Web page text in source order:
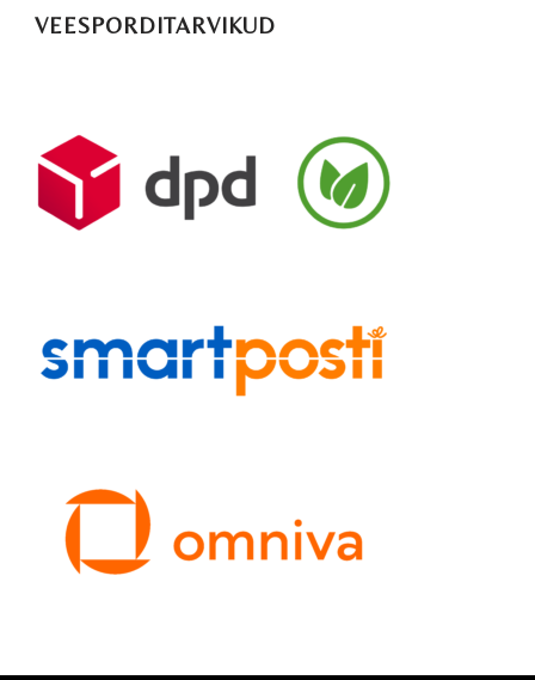
VEESPORDITARVIKUD